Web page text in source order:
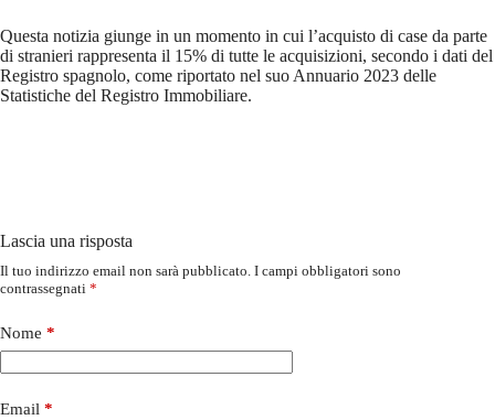
Questa notizia giunge in un momento in cui l’acquisto di case da parte
di stranieri rappresenta il 15% di tutte le acquisizioni, secondo i dati del
Registro spagnolo, come riportato nel suo Annuario 2023 delle
Statistiche del Registro Immobiliare.
Lascia una risposta
Il tuo indirizzo email non sarà pubblicato. I campi obbligatori sono
contrassegnati *
Nome *
Email *